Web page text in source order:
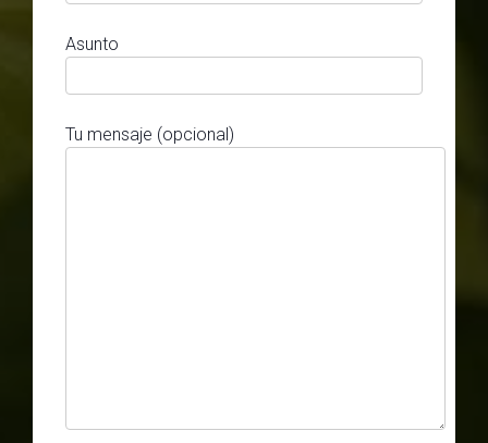
Asunto
Tu mensaje (opcional)